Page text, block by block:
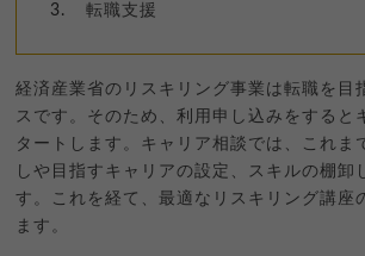
転職支援
経済産業省のリスキリング事業は転職を目
スです。そのため、利用申し込みをすると
タートします。キャリア相談では、これま
しや目指すキャリアの設定、スキルの棚卸
す。これを経て、最適なリスキリング講座
ます。